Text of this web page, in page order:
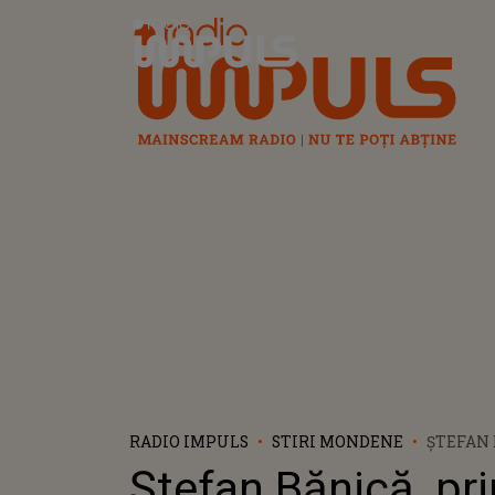
Radio Impuls
RADIO IMPULS STIRI MONDENE